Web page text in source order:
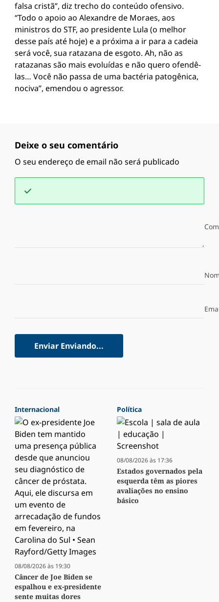
falsa cristã”, diz trecho do conteúdo ofensivo.
“Todo o apoio ao Alexandre de Moraes, aos
ministros do STF, ao presidente Lula (o melhor
desse país até hoje) e a próxima a ir para a cadeia
será você, sua ratazana de esgoto. Ah, não as
ratazanas são mais evoluídas e não quero ofendê-
las… Você não passa de uma bactéria patogênica,
nociva”, emendou o agressor.
Deixe o seu comentário
O seu endereço de email não será publicado
Enviar Enviando...
Internacional
08/08/2026 às 19:30
Câncer de Joe Biden se
espalhou e ex-presidente
sente muitas dores
Política
08/08/2026 às 17:36
Estados governados pela
esquerda têm as piores
avaliações no ensino
básico